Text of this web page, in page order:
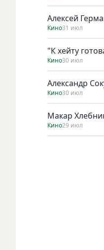
Алексей
Кино31 июл
"К хейту
Кино30 июл
Александр
Кино30 июл
Макар
Кино29 июл